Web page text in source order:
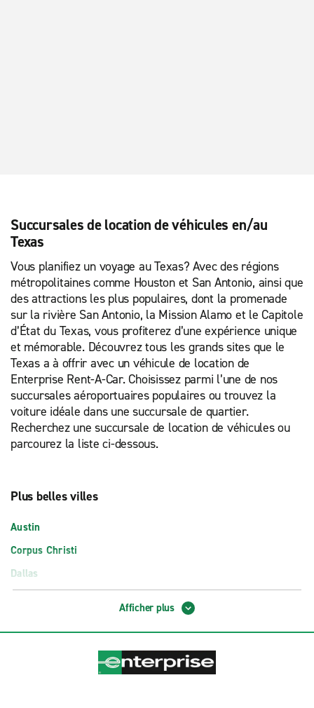
Succursales de location de véhicules en/au
Texas
Vous planifiez un voyage au Texas? Avec des régions
métropolitaines comme Houston et San Antonio, ainsi que
des attractions les plus populaires, dont la promenade
sur la rivière San Antonio, la Mission Alamo et le Capitole
d’État du Texas, vous profiterez d’une expérience unique
et mémorable. Découvrez tous les grands sites que le
Texas a à offrir avec un véhicule de location de
Enterprise Rent-A-Car. Choisissez parmi l’une de nos
succursales aéroportuaires populaires ou trouvez la
voiture idéale dans une succursale de quartier.
Recherchez une succursale de location de véhicules ou
parcourez la liste ci-dessous.
Plus belles villes
Austin
Corpus Christi
Dallas
Afficher plus